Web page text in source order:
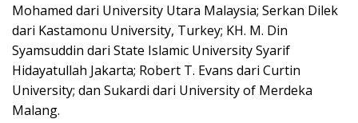
Mohamed dari University Utara Malaysia; Serkan Dilek
dari Kastamonu University, Turkey; KH. M. Din
Syamsuddin dari State Islamic University Syarif
Hidayatullah Jakarta; Robert T. Evans dari Curtin
University; dan Sukardi dari University of Merdeka
Malang.